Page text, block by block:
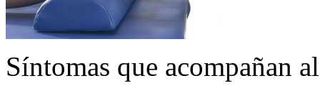
Síntomas que acompañan